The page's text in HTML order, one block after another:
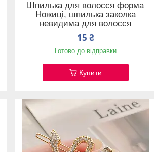
Шпилька для волосся форма
Ножиці, шпилька заколка
невидима для волосся
15 ₴
Готово до відправки
Купити